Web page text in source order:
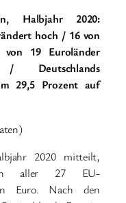
Halbjahr 2020:
hoch / 16 von
19 Euroländer
/ Deutschlands
29,5 Prozent auf
2020 mitteilt,
aller 27 EU-
Euro. Nach den